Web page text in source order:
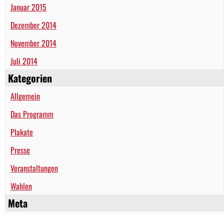
Januar 2015
Dezember 2014
November 2014
Juli 2014
Kategorien
Allgemein
Das Programm
Plakate
Presse
Veranstaltungen
Wahlen
Meta